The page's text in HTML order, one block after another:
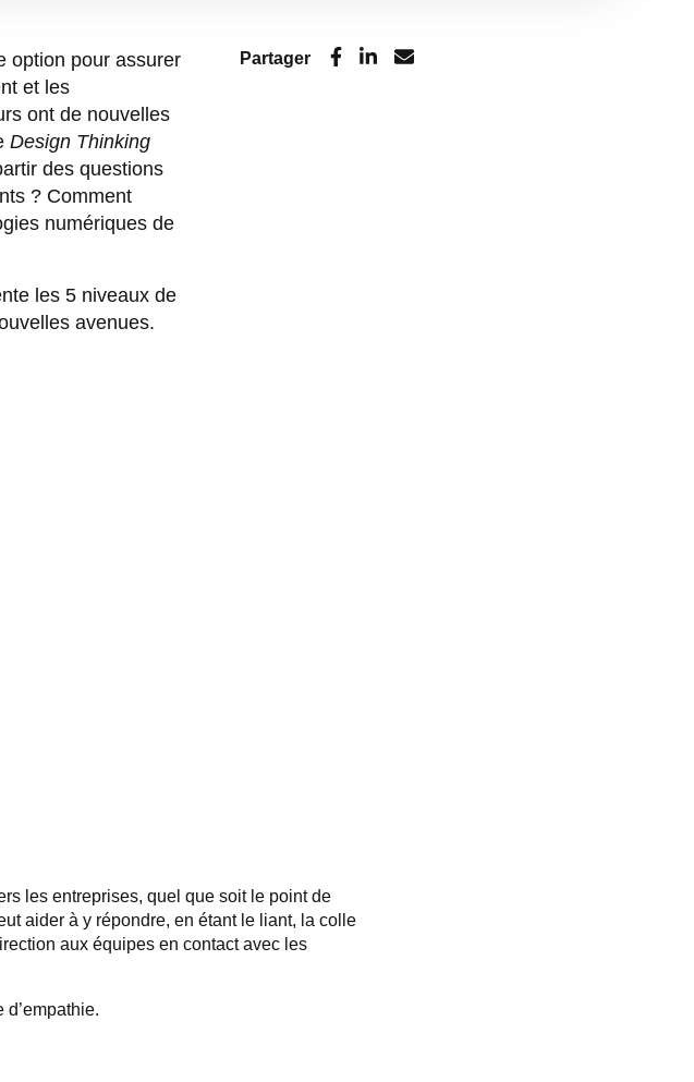
option pour assurer
et les
ont de nouvelles
Design Thinking
des questions
? Comment
numériques de
les 5 niveaux de
avenues.
Partager
les entreprises, quel que soit le point de
aider à y répondre, en étant le liant, la colle
aux équipes en contact avec les